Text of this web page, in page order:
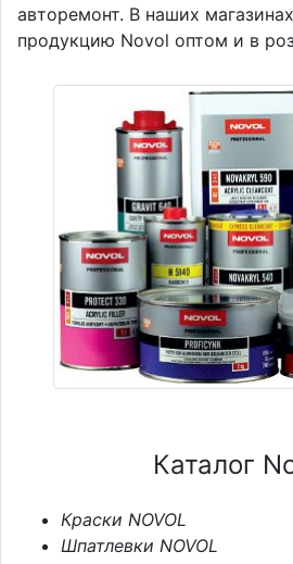
авторемонт. В наших
продукцию Novol оптом и в
Каталог
Краски NOVOL
Шпатлевки NOVOL